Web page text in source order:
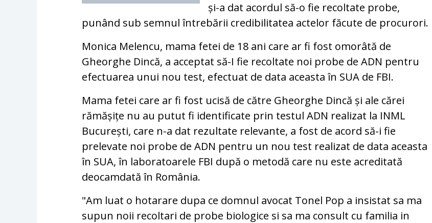
și-a dat acordul să-o fie recoltate probe,
punând sub semnul întrebării credibilitatea actelor făcute de procurori.
Monica Melencu, mama fetei de 18 ani care ar fi fost omorâtă de
Gheorghe Dincă, a acceptat să-I fie recoltate noi probe de ADN pentru
efectuarea unui nou test, efectuat de data aceasta în SUA de FBI.
Mama fetei care ar fi fost ucisă de către Gheorghe Dincă și ale cărei
rămășițe nu au putut fi identificate prin testul ADN realizat la INML
București, care n-a dat rezultate relevante, a fost de acord să-i fie
prelevate noi probe de ADN pentru un nou test realizat de data aceasta
în SUA, în laboratoarele FBI după o metodă care nu este acreditată
deocamdată în România.
"Am luat o hotarare dupa ce domnul avocat Tonel Pop a insistat sa ma
supun noii recoltari de probe biologice si sa ma consult cu familia in